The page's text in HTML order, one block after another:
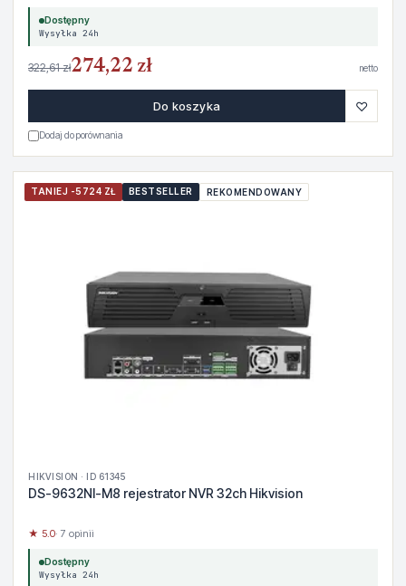
Dostępny
Wysyłka 24h
322,61 zł274,22 zł netto
Do koszyka ♡
Dodaj do porównania
TANIEJ -5724 ZŁ BESTSELLER REKOMENDOWANY
HIKVISION · ID 61345
DS-9632NI-M8 rejestrator NVR 32ch Hikvision
★ 5.0· 7 opinii
Dostępny
Wysyłka 24h